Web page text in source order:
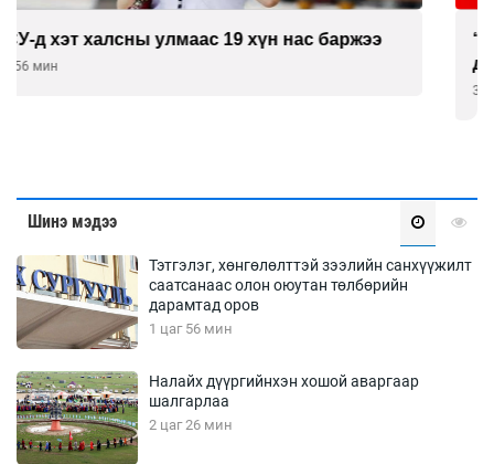
“DeepSeek” компани ӨМӨЗО-д хиймэл оюуны
дата төв байгуулахаар төлөвлөж байна
Шинэ мэдээ
Тэтгэлэг, хөнгөлөлттэй зээлийн санхүүжилт
саатсанаас олон оюутан төлбөрийн
дарамтад оров
1 цаг 56 мин
Налайх дүүргийнхэн хошой аваргаар
шалгарлаа
2 цаг 26 мин